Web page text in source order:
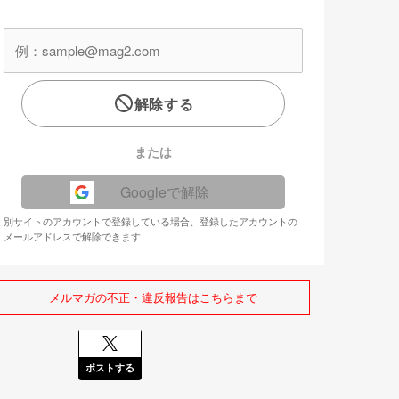
解除する
または
Googleで解除
別サイトのアカウントで登録している場合、登録したアカウントの
メールアドレスで解除できます
メルマガの不正・違反報告はこちらまで
ポストする